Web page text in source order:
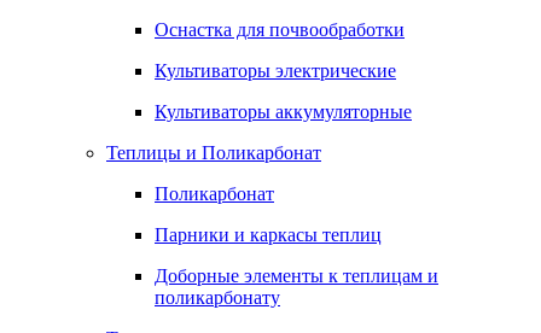
Оснастка для почвообработки
Культиваторы электрические
Культиваторы аккумуляторные
Теплицы и Поликарбонат
Поликарбонат
Парники и каркасы теплиц
Доборные элементы к теплицам и
поликарбонату